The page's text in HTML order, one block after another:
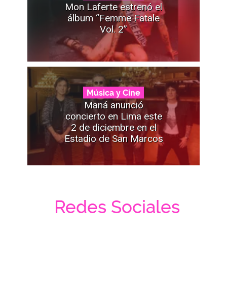
Mon Laferte estrenó el
álbum “Femme Fatale
Vol. 2”
Música y Cine
Maná anunció
concierto en Lima este
2 de diciembre en el
Estadio de San Marcos
Redes Sociales